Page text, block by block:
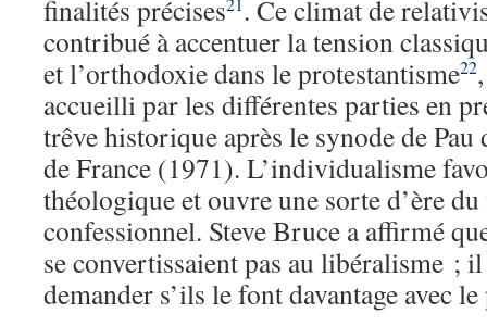
finalités précises . Ce climat de
contribué à accentuer la tension
et l’orthodoxie dans le protestantisme22
accueilli par les différentes parties en
trêve historique après le synode de
de France (1971). L’individualisme
théologique et ouvre une sorte d’ère
confessionnel. Steve Bruce a affirmé
se convertissaient pas au libéralisme ;
demander s’ils le font davantage avec